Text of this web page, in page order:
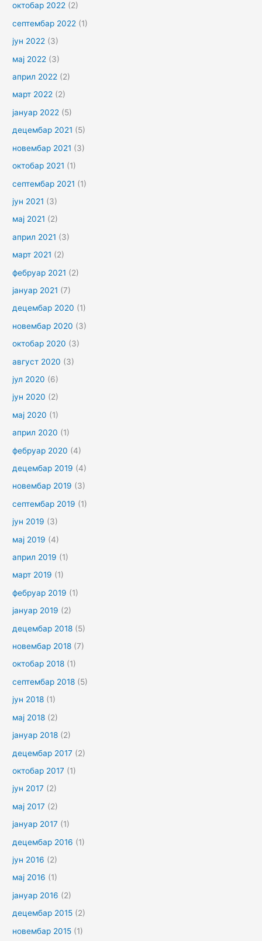
октобар 2022 (2)
септембар 2022 (1)
јун 2022 (3)
мај 2022 (3)
април 2022 (2)
март 2022 (2)
јануар 2022 (5)
децембар 2021 (5)
новембар 2021 (3)
октобар 2021 (1)
септембар 2021 (1)
јун 2021 (3)
мај 2021 (2)
април 2021 (3)
март 2021 (2)
фебруар 2021 (2)
јануар 2021 (7)
децембар 2020 (1)
новембар 2020 (3)
октобар 2020 (3)
август 2020 (3)
јул 2020 (6)
јун 2020 (2)
мај 2020 (1)
април 2020 (1)
фебруар 2020 (4)
децембар 2019 (4)
новембар 2019 (3)
септембар 2019 (1)
јун 2019 (3)
мај 2019 (4)
април 2019 (1)
март 2019 (1)
фебруар 2019 (1)
јануар 2019 (2)
децембар 2018 (5)
новембар 2018 (7)
октобар 2018 (1)
септембар 2018 (5)
јун 2018 (1)
мај 2018 (2)
јануар 2018 (2)
децембар 2017 (2)
октобар 2017 (1)
јун 2017 (2)
мај 2017 (2)
јануар 2017 (1)
децембар 2016 (1)
јун 2016 (2)
мај 2016 (1)
јануар 2016 (2)
децембар 2015 (2)
новембар 2015 (1)